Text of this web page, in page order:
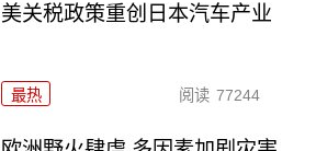
美关税政策重创日本汽车产业
最热 阅读 77244